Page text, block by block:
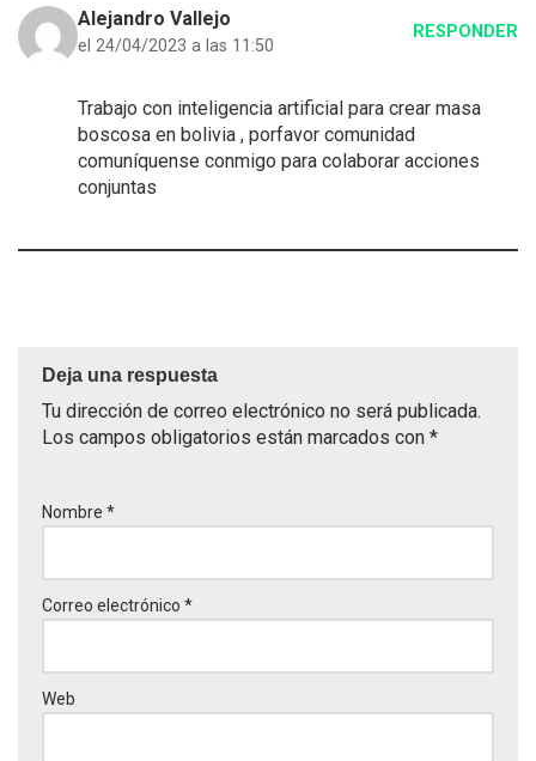
Alejandro Vallejo
el 24/04/2023 a las 11:50
RESPONDER
Trabajo con inteligencia artificial para crear masa
boscosa en bolivia , porfavor comunidad
comuníquense conmigo para colaborar acciones
conjuntas
Deja una respuesta
Tu dirección de correo electrónico no será publicada.
Los campos obligatorios están marcados con *
Nombre *
Correo electrónico *
Web